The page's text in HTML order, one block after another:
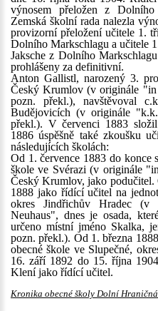
výnosem přeložen z
Zemská školní rada nalezla
provizorní přeložení učitele 1.
Dolního Markschlagu a učitele
Jaksche z Dolního
prohlášeny za definitivní.
Anton Gallistl, narozený 3.
Český Krumlov (v originále
pozn. překl.), navštěvoval
Budějovicích (v originále
překl.). V červenci 1883
1886 úspěšně také zkoušku
následujících školách:
Od 1. července 1883 do konce
škole ve Svérazi (v originále
Český Krumlov, jako podučitel.
1888 jako řídící učitel na
okres Jindřichův Hradec (v
Neuhaus", dnes je osada,
určeno místní jméno Skalka,
pozn. překl.). Od 1. března
obecné škole ve Slupečné,
16. září 1892 do 15. října
Klení jako řídící učitel.
Kronika obecné školy Dolní